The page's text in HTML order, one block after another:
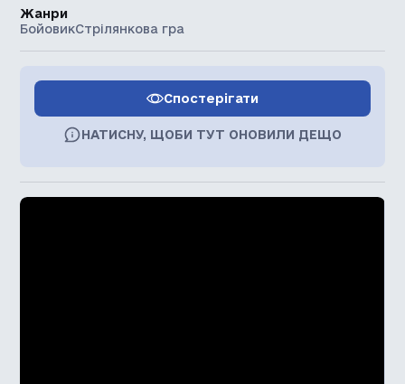
Жанри
БойовикСтрілянкова гра
Спостерігати
НАТИСНУ, ЩОБИ ТУТ ОНОВИЛИ ДЕЩО